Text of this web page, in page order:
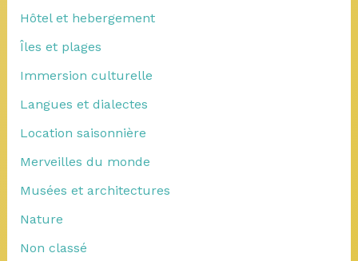
Hôtel et hebergement
Îles et plages
Immersion culturelle
Langues et dialectes
Location saisonnière
Merveilles du monde
Musées et architectures
Nature
Non classé